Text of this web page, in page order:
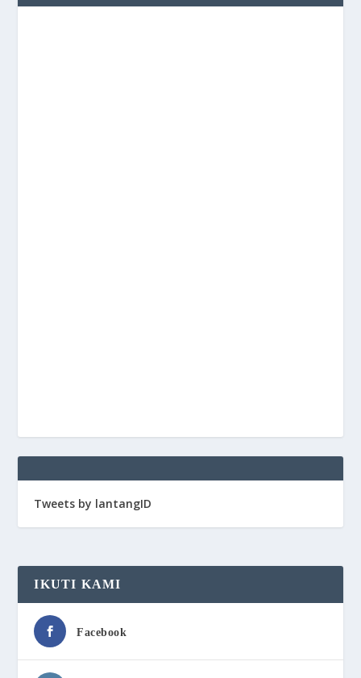
Tweets by lantangID
IKUTI KAMI
Facebook